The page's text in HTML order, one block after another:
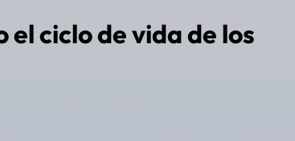
ciclo de vida de los